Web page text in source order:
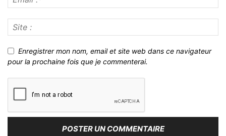
Enregistrer mon nom, email et site web dans ce navigateur
pour la prochaine fois que je commenterai.